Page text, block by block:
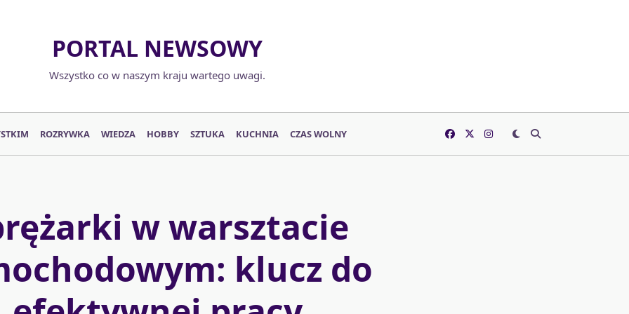
PORTAL NEWSOWY
Wszystko co w naszym kraju wartego uwagi.
ROZRYWKA WIEDZA HOBBY SZTUKA KUCHNIA CZAS WOLNY
w warsztacie
klucz do